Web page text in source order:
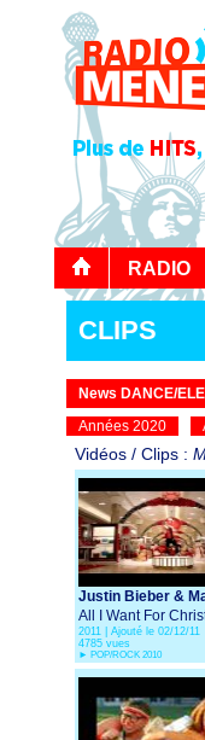
RADIO
CLIPS
News DANCE/
Années 2020
Vidéos / Clips :
Justin Bieber &
Carey
All I Want For
Is You
2011 | Ajouté le 02/12/11
4785 vues
► POP/ROCK 2010